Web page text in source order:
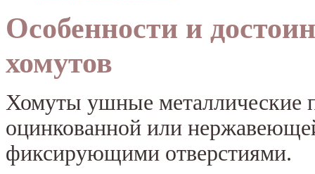
Особенности и
хомутов
Хомуты ушные металлические
оцинкованной или
фиксирующими отверстиями.